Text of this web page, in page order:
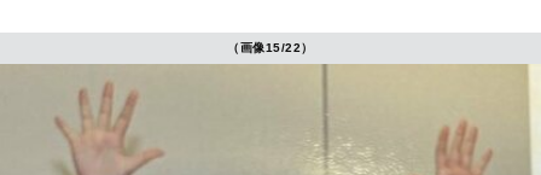
（画像15/22）